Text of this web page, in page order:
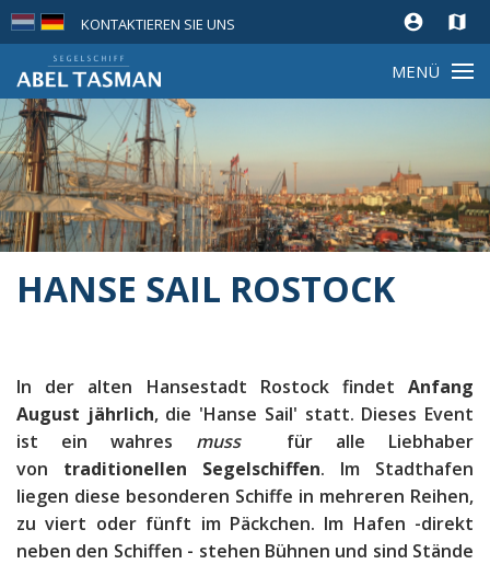
account_circle map
KONTAKTIEREN SIE UNS
MENÜ
HANSE SAIL ROSTOCK
In der alten Hansestadt Rostock findet Anfang
August jährlich, die 'Hanse Sail' statt. Dieses Event
ist ein wahres muss
für alle Liebhaber
von traditionellen Segelschiffen. Im Stadthafen
liegen diese besonderen Schiffe in mehreren Reihen,
zu viert oder fünft im Päckchen. Im Hafen -direkt
neben den Schiffen - stehen Bühnen und sind Stände